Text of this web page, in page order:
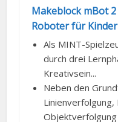
Makeblock mBot
Roboter für
Als MINT-
durch drei
Kreativsein...
Neben den
Objektverfolgung